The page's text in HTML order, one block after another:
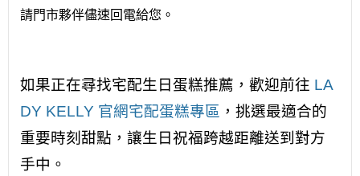
請門市夥伴儘速回電給您。
如果正在尋找宅配生日蛋糕推薦，歡迎前往 LA
DY KELLY 官網宅配蛋糕專區 ，挑選最適合的
重要時刻甜點，讓生日祝福跨越距離送到對方
手中。